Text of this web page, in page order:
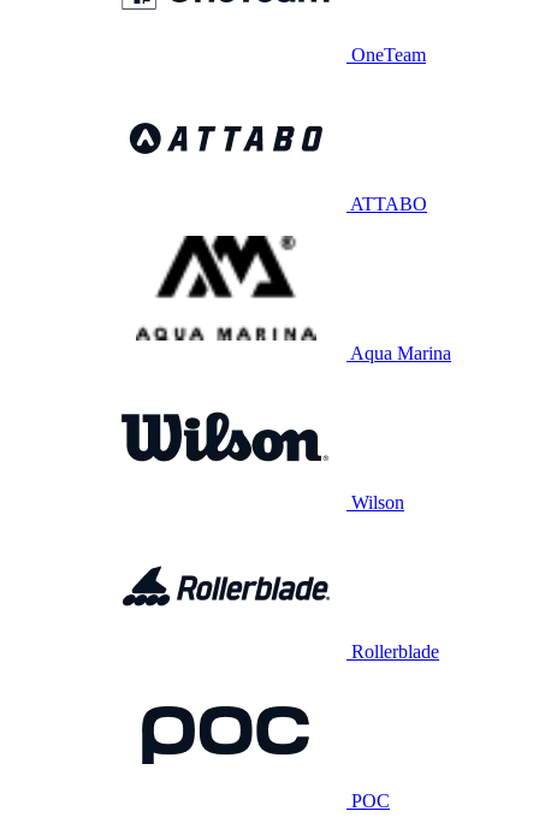
OneTeam
ATTABO
Aqua Marina
Wilson
Rollerblade
POC